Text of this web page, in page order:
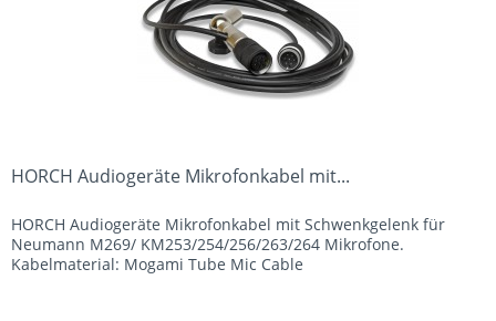
HORCH Audiogeräte Mikrofonkabel mit...
HORCH Audiogeräte Mikrofonkabel mit Schwenkgelenk für
Neumann M269/ KM253/254/256/263/264 Mikrofone.
Kabelmaterial: Mogami Tube Mic Cable